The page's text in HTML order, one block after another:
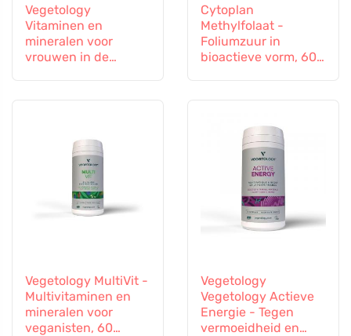
Vegetology
Vitaminen en
mineralen voor
vrouwen in de
Cytoplan
Methylfolaat -
Foliumzuur in
bioactieve vorm, 60
Vegetology MultiVit -
Multivitaminen en
mineralen voor
veganisten, 60
Vegetology
Vegetology Actieve
Energie - Tegen
vermoeidheid en